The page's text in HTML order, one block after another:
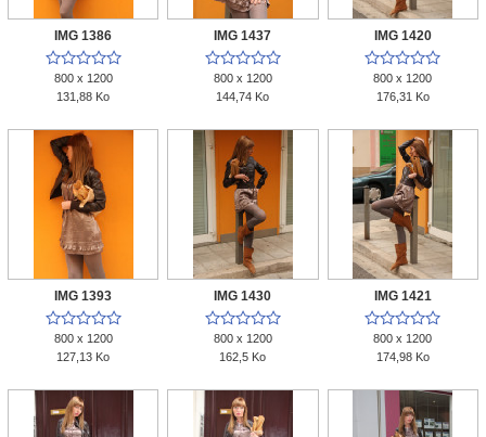
IMG 1386

800 x 1200
131,88 Ko
IMG 1437

800 x 1200
144,74 Ko
IMG 1420

800 x 1200
176,31 Ko
IMG 1393

800 x 1200
127,13 Ko
IMG 1430

800 x 1200
162,5 Ko
IMG 1421

800 x 1200
174,98 Ko